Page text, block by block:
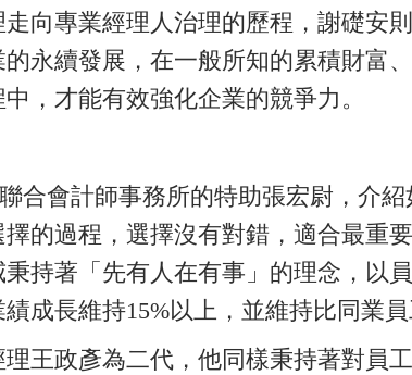
向專業經理人治理的歷程，謝礎安
永續發展，在一般所知的累積財富
，才能有效強化企業的競爭力。
合會計師事務所的特助張宏尉，介
的過程，選擇沒有對錯，適合最重
持著「先有人在有事」的理念，以
成長維持15%以上，並維持比同業員
王政彥為二代，他同樣秉持著對員